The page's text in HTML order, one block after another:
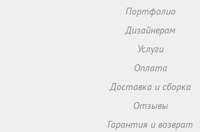
Портфолио
Дизайнерам
Услуги
Оплата
Доставка и сборка
Отзывы
Гарантия и возврат